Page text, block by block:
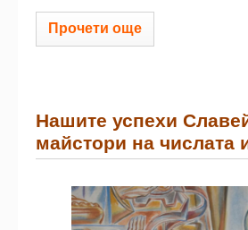
Прочети още
Нашите успехи
майстори на числата